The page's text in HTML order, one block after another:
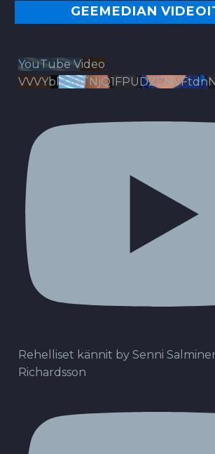
GEEMEDIAN
YouTube Video
Rehelliset kännit by Senni
Richardsson